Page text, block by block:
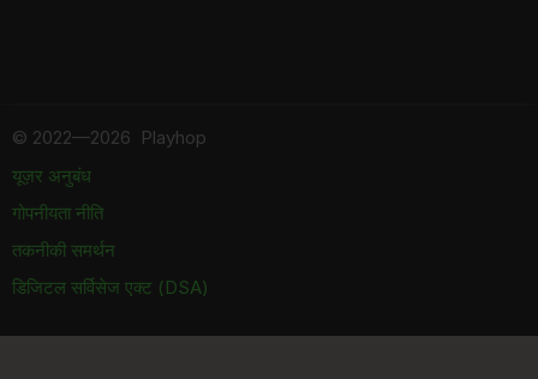
© 2022—2026 Playhop
यूज़र अनुबंध
गोपनीयता नीति
तकनीकी समर्थन
डिजिटल सर्विसेज एक्ट (DSA)